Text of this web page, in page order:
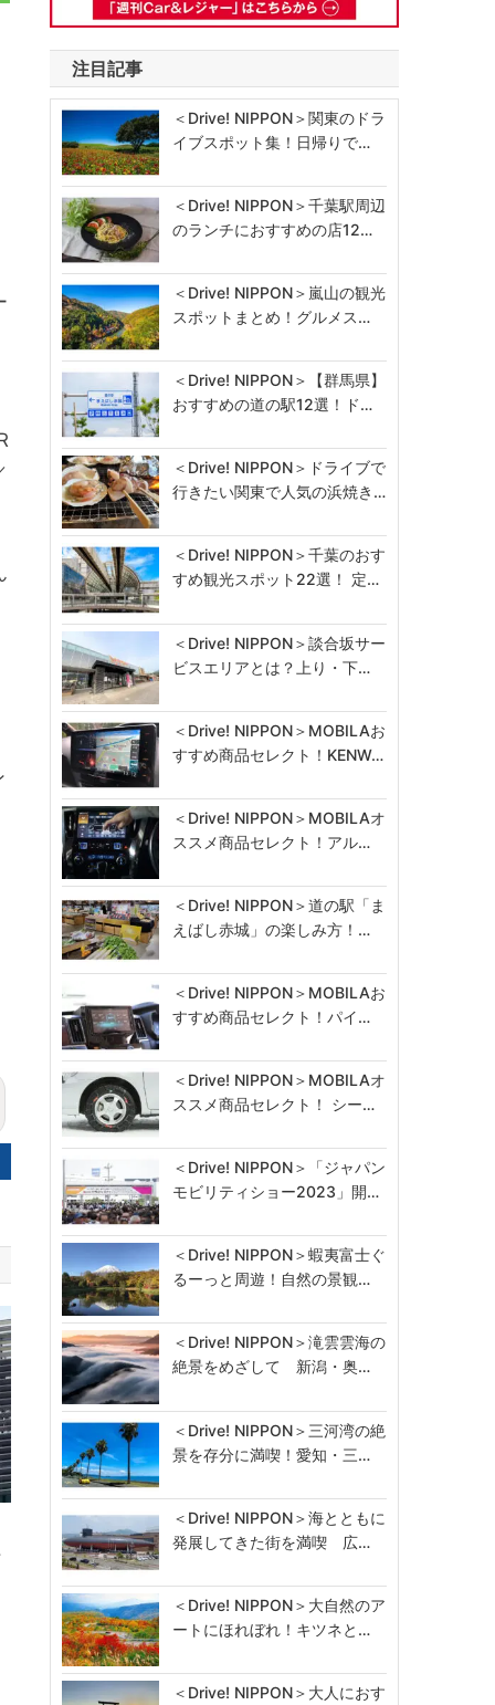
注目記事
＜Drive! NIPPON＞関東のドラ
イブスポット集！日帰りで…
＜Drive! NIPPON＞千葉駅周辺
のランチにおすすめの店12…
＜Drive! NIPPON＞嵐山の観光
スポットまとめ！グルメス…
＜Drive! NIPPON＞【群馬県】
おすすめの道の駅12選！ド…
＜Drive! NIPPON＞ドライブで
行きたい関東で人気の浜焼き…
＜Drive! NIPPON＞千葉のおす
すめ観光スポット22選！ 定…
＜Drive! NIPPON＞談合坂サー
ビスエリアとは？上り・下…
＜Drive! NIPPON＞MOBILAお
すすめ商品セレクト！KENW…
＜Drive! NIPPON＞MOBILAオ
ススメ商品セレクト！アル…
＜Drive! NIPPON＞道の駅「ま
えばし赤城」の楽しみ方！…
＜Drive! NIPPON＞MOBILAお
すすめ商品セレクト！パイ…
＜Drive! NIPPON＞MOBILAオ
ススメ商品セレクト！ シー…
＜Drive! NIPPON＞「ジャパン
モビリティショー2023」開…
＜Drive! NIPPON＞蝦夷富士ぐ
るーっと周遊！自然の景観…
＜Drive! NIPPON＞滝雲雲海の
絶景をめざして 新潟・奥…
＜Drive! NIPPON＞三河湾の絶
景を存分に満喫！愛知・三…
＜Drive! NIPPON＞海とともに
発展してきた街を満喫 広…
＜Drive! NIPPON＞大自然のア
ートにほれぼれ！キツネと…
＜Drive! NIPPON＞大人におす